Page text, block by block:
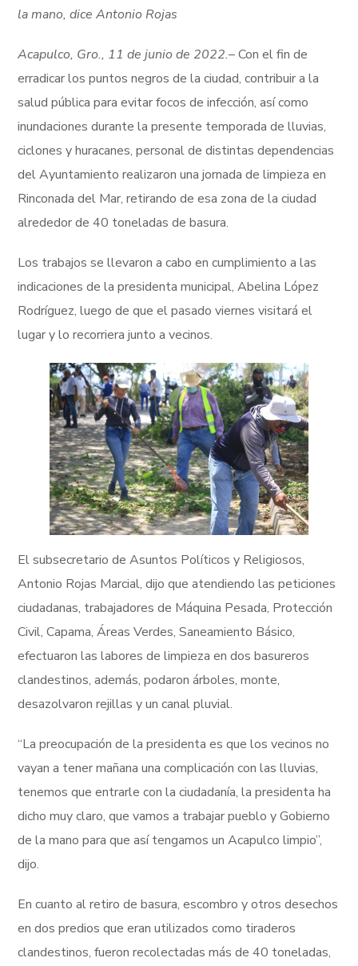
la mano, dice Antonio Rojas
Acapulco, Gro., 11 de junio de 2022.– Con el fin de
erradicar los puntos negros de la ciudad, contribuir a la
salud pública para evitar focos de infección, así como
inundaciones durante la presente temporada de lluvias,
ciclones y huracanes, personal de distintas dependencias
del Ayuntamiento realizaron una jornada de limpieza en
Rinconada del Mar, retirando de esa zona de la ciudad
alrededor de 40 toneladas de basura.
Los trabajos se llevaron a cabo en cumplimiento a las
indicaciones de la presidenta municipal, Abelina López
Rodríguez, luego de que el pasado viernes visitará el
lugar y lo recorriera junto a vecinos.
El subsecretario de Asuntos Políticos y Religiosos,
Antonio Rojas Marcial, dijo que atendiendo las peticiones
ciudadanas, trabajadores de Máquina Pesada, Protección
Civil, Capama, Áreas Verdes, Saneamiento Básico,
efectuaron las labores de limpieza en dos basureros
clandestinos, además, podaron árboles, monte,
desazolvaron rejillas y un canal pluvial.
“La preocupación de la presidenta es que los vecinos no
vayan a tener mañana una complicación con las lluvias,
tenemos que entrarle con la ciudadanía, la presidenta ha
dicho muy claro, que vamos a trabajar pueblo y Gobierno
de la mano para que así tengamos un Acapulco limpio”,
dijo.
En cuanto al retiro de basura, escombro y otros desechos
en dos predios que eran utilizados como tiraderos
clandestinos, fueron recolectadas más de 40 toneladas,